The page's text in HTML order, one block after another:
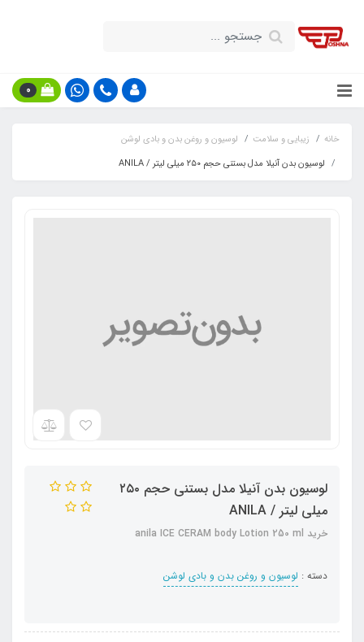
0
خانه زیبایی و سلامت
لوسیون و روغن بدن و بادی لوشن
لوسیون بدن آنیلا مدل بستنی حجم ۲۵۰ میلی لیتر / ANILA
لوسیون بدن آنیلا مدل بستنی حجم ۲۵۰
میلی لیتر / ANILA
خرید anila ICE CERAM body Lotion 250 ml
دسته : لوسیون و روغن بدن و بادی لوشن